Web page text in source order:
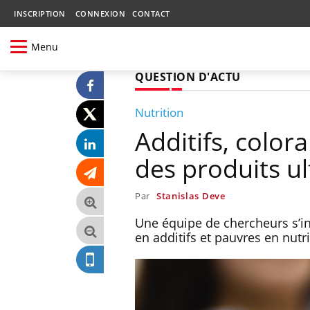
INSCRIPTION CONNEXION CONTACT
Menu
QUESTION D'ACTU
Nutrition
Additifs,
des produits
Par Stanislas Deve
Une équipe de chercheurs
en additifs et pauvres en